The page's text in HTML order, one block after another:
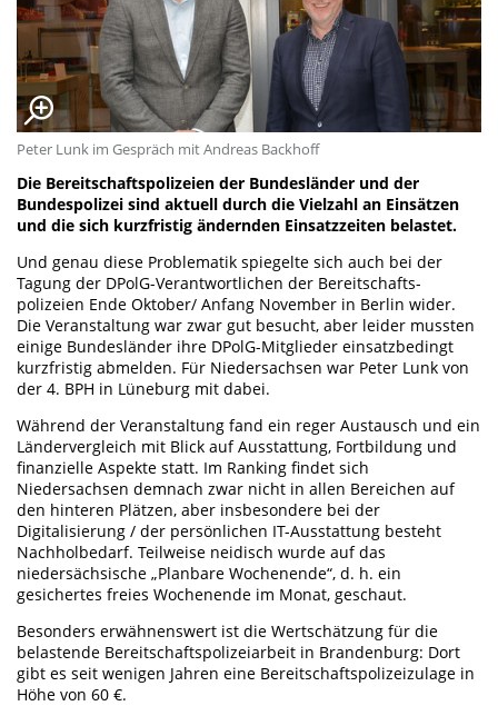
Peter Lunk im Gespräch mit Andreas Backhoff
Die Bereitschaftspolizeien der Bundesländer und der
Bundespolizei sind aktuell durch die Vielzahl an Einsätzen
und die sich kurzfristig ändernden Einsatzzeiten belastet.
Und genau diese Problematik spiegelte sich auch bei der
Tagung der DPolG-Verantwortlichen der Bereitschafts-
polizeien Ende Oktober/ Anfang November in Berlin wider.
Die Veranstaltung war zwar gut besucht, aber leider mussten
einige Bundesländer ihre DPolG-Mitglieder einsatzbedingt
kurzfristig abmelden. Für Niedersachsen war Peter Lunk von
der 4. BPH in Lüneburg mit dabei.
Während der Veranstaltung fand ein reger Austausch und ein
Ländervergleich mit Blick auf Ausstattung, Fortbildung und
finanzielle Aspekte statt. Im Ranking findet sich
Niedersachsen demnach zwar nicht in allen Bereichen auf
den hinteren Plätzen, aber insbesondere bei der
Digitalisierung / der persönlichen IT-Ausstattung besteht
Nachholbedarf. Teilweise neidisch wurde auf das
niedersächsische „Planbare Wochenende“, d. h. ein
gesichertes freies Wochenende im Monat, geschaut.
Besonders erwähnenswert ist die Wertschätzung für die
belastende Bereitschaftspolizeiarbeit in Brandenburg: Dort
gibt es seit wenigen Jahren eine Bereitschaftspolizeizulage in
Höhe von 60 €.